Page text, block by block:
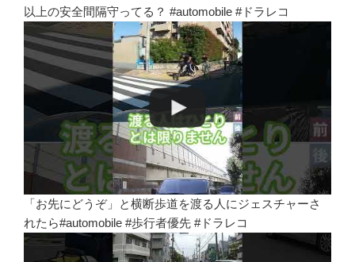
以上の安全間隔守ってる？ #automobile #ドラレコ
「お先にどうぞ」と横断歩道を渡る人にジェスチャーさ
れたら#automobile #歩行者優先 #ドラレコ